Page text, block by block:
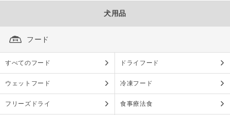
犬用品
フード
すべてのフード ドライフード
ウェットフード 冷凍フード
フリーズドライ 食事療法食